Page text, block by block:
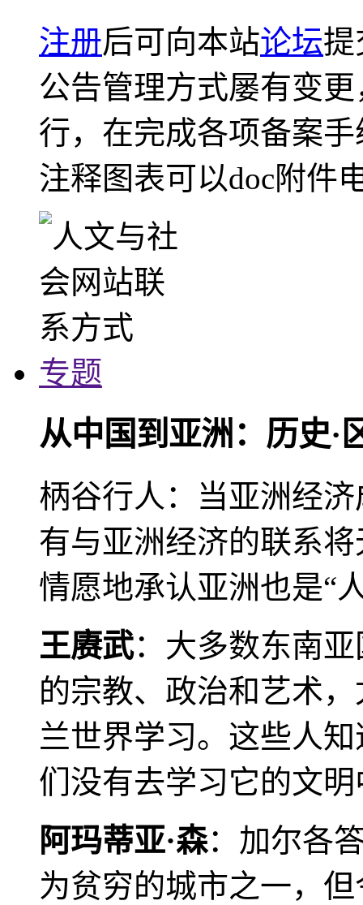
注册后可向本站论坛提
公告管理方式屡有变
行，在完成各项备案
注释图表可以doc附件
专题
从中国到亚洲：历史·
柄谷行人：当亚洲经
有与亚洲经济的联系
情愿地承认亚洲也是“
王赓武：大多数东南
的宗教、政治和艺术
兰世界学习。这些人
们没有去学习它的文
阿玛蒂亚·森：加尔各
为贫穷的城市之一，